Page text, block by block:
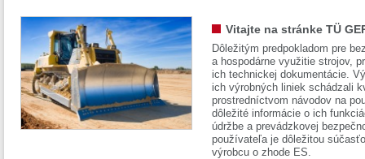
Vitajte na stránke TÜ
Dôležitým predpokladom pre
a hospodárne využitie strojov,
ich technickej dokumentácie.
ich výrobných liniek schádzali
prostredníctvom návodov na
dôležité informácie o ich
údržbe a prevádzkovej
používateľa je dôležitou
výrobcu o zhode ES.